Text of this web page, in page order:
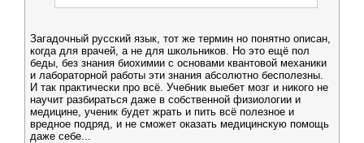
Загадочный русский язык, тот же термин но понятно описан,
когда для врачей, а не для школьников. Но это ещё пол
беды, без знания биохимии с основами квантовой механики
и лабораторной работы эти знания абсолютно бесполезны.
И так практически про всё. Учебник выебет мозг и никого не
научит разбираться даже в собственной физиологии и
медицине, ученик будет жрать и пить всё полезное и
вредное подряд, и не сможет оказать медицинскую помощь
даже себе...